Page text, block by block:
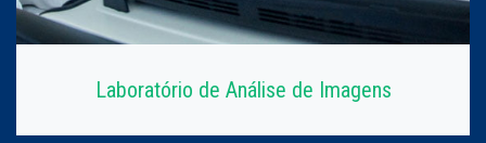
Laboratório de Análise de Imagens